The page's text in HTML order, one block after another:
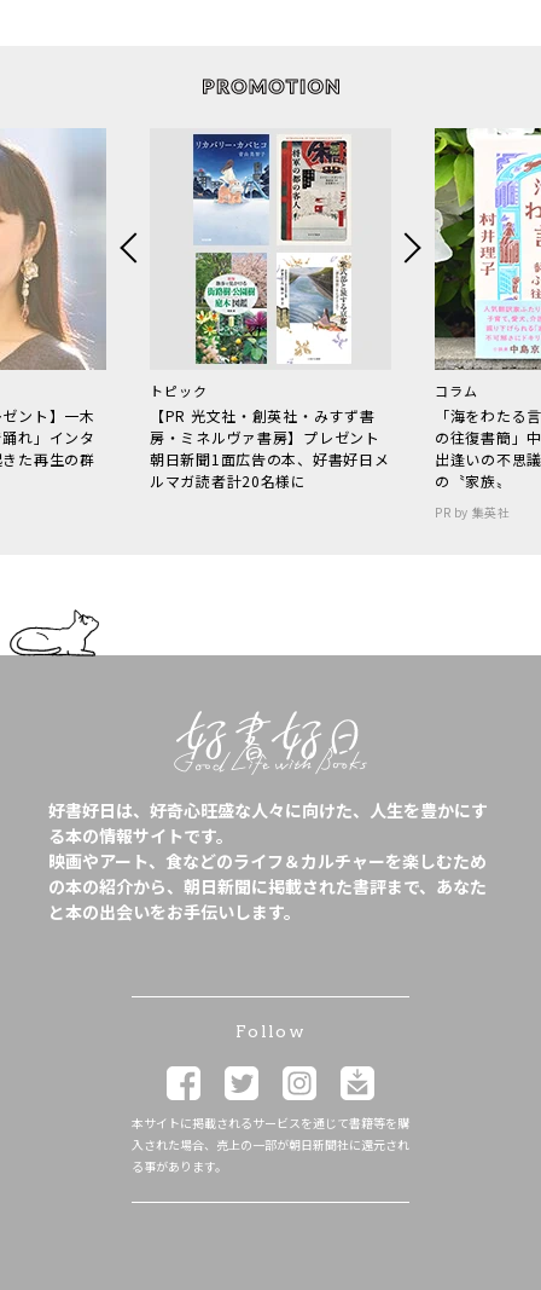
ント】一木
れ」インタ
た再生の群
トピック
【PR 光文社・創英社・みすず書
房・ミネルヴァ書房】プレゼント
朝日新聞1面広告の本、好書好日メ
ルマガ読者計20名様に
コラム
「海をわた
の往復書簡」
出逢いの不思
の〝家族〟
PR by 集英社
好書好日は、好奇心旺盛な人々に向けた、人生を豊かにす
る本の情報サイトです。
映画やアート、食などのライフ＆カルチャーを楽しむため
の本の紹介から、朝日新聞に掲載された書評まで、あなた
と本の出会いをお手伝いします。
Follow
本サイトに掲載されるサービスを通じて書籍等を購
入された場合、売上の一部が朝日新聞社に還元され
る事があります。